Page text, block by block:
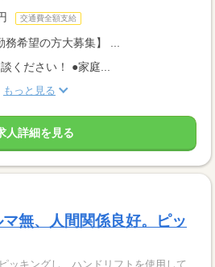
交通費全額支給
務希望の方大募集】 ...
ください！ ●家庭...
もっと見る
人詳細を見る
無、人間関係良好。ピッ
ッキングし、ハンドリフトを使用して